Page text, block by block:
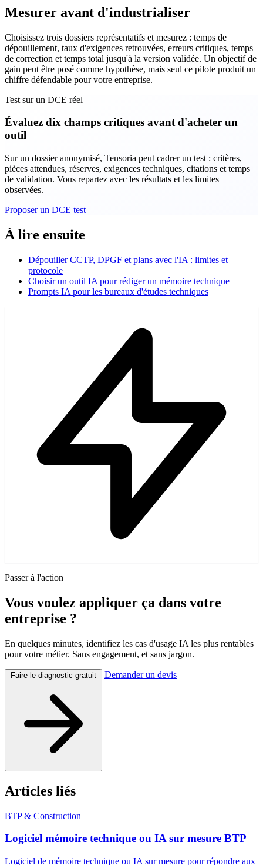
Mesurer avant d'industrialiser
Choisissez trois dossiers représentatifs et mesurez : temps de
dépouillement, taux d'exigences retrouvées, erreurs critiques, temps
de correction et temps total jusqu'à la version validée. Un objectif de
gain peut être posé comme hypothèse, mais seul ce pilote produit un
chiffre défendable pour votre entreprise.
Test sur un DCE réel
Évaluez dix champs critiques avant d'acheter un
outil
Sur un dossier anonymisé, Tensoria peut cadrer un test : critères,
pièces attendues, réserves, exigences techniques, citations et temps
de validation. Vous repartez avec les résultats et les limites
observées.
Proposer un DCE test
À lire ensuite
Dépouiller CCTP, DPGF et plans avec l'IA : limites et
protocole
Choisir un outil IA pour rédiger un mémoire technique
Prompts IA pour les bureaux d'études techniques
Passer à l'action
Vous voulez appliquer ça dans votre
entreprise ?
En quelques minutes, identifiez les cas d'usage IA les plus rentables
pour votre métier. Sans engagement, et sans jargon.
Faire le diagnostic gratuit Demander un devis
Articles liés
BTP & Construction
Logiciel mémoire technique ou IA sur mesure BTP
Logiciel de mémoire technique ou IA sur mesure pour répondre aux